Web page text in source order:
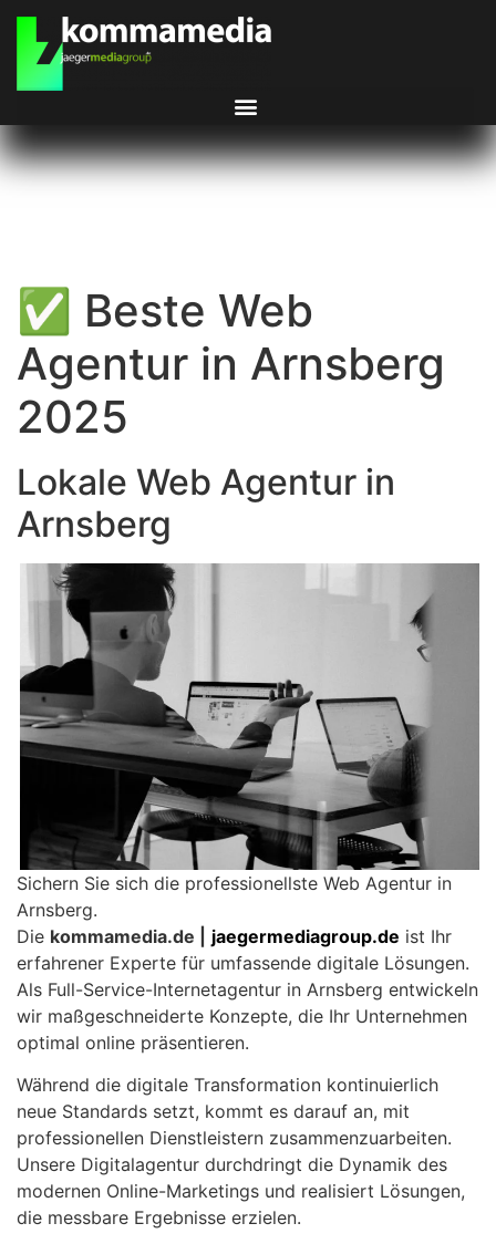
✅ Beste Web
Agentur in Arnsberg
2025
Lokale Web Agentur in
Arnsberg
Sichern Sie sich die professionellste Web Agentur in
Arnsberg.
Die kommamedia.de | jaegermediagroup.de ist Ihr
erfahrener Experte für umfassende digitale Lösungen.
Als Full-Service-Internetagentur in Arnsberg entwickeln
wir maßgeschneiderte Konzepte, die Ihr Unternehmen
optimal online präsentieren.
Während die digitale Transformation kontinuierlich
neue Standards setzt, kommt es darauf an, mit
professionellen Dienstleistern zusammenzuarbeiten.
Unsere Digitalagentur durchdringt die Dynamik des
modernen Online-Marketings und realisiert Lösungen,
die messbare Ergebnisse erzielen.